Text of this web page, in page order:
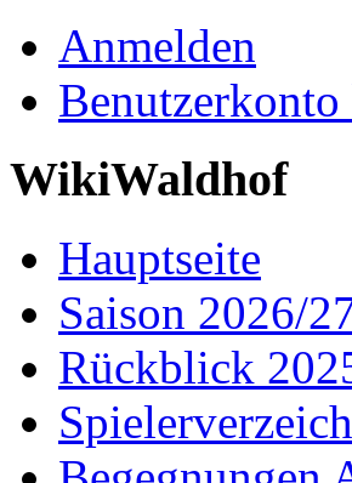
Anmelden
Benutzerkonto
WikiWaldhof
Hauptseite
Saison 2026/
Rückblick